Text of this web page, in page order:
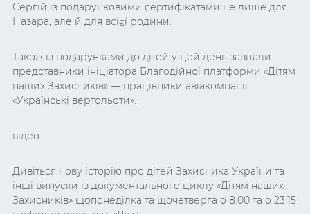
Сергій із подарунковими сертифікатами не лише для
Назара, але й для всієї родини.
Також із подарунками до дітей у цей день завітали
представники ініціатора Благодійної платформи «Дітям
наших Захисників» — працівники авіакомпанії
«Українські вертольоти».
відео
Дивіться нову історію про дітей Захисника України та
інші випуски із документального циклу «Дітям наших
Захисників» щопонеділка та щочетверга о 8:00 та о 23:15